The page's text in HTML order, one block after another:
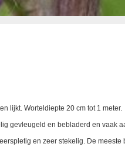
lijkt. Worteldiepte 20 cm tot 1 meter.
gevleugeld en bebladerd en vaak
en zeer stekelig. De